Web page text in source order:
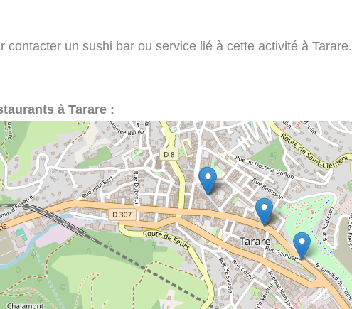
contacter un sushi bar ou service lié à cette activité à Tarare.
à Tarare :